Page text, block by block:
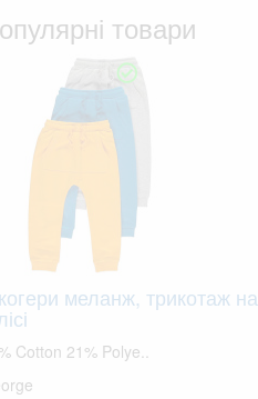
товари
меланж, трикотаж на
Cotton 21% Polye..